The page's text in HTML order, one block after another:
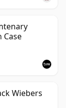
Wiebers